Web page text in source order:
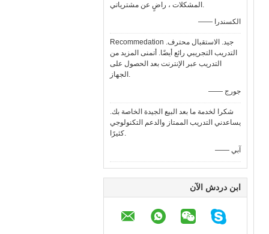
المشكلات ، راضٍ عن مشترياتي.
—— الكسندرا
Recommedation جيد. الاستقبال محترف.
التدريب التجريبي رائع أيضًا. أتمنى المزيد من
التدريب عبر الإنترنت بعد الحصول على
الجهاز.
—— جورج
شكرا لخدمة ما بعد البيع الجيدة الخاصة بك.
يساعدني التدريب الممتاز والدعم التكنولوجي
كثيرًا.
—— آبي
ابن دردش الآن